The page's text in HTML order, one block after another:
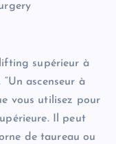
supérieur à
“Un ascenseur à
vous utilisez pour
Il peut
de taureau ou